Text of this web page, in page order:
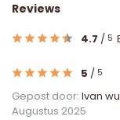
Reviews
4.7 / 5
5 / 5
Gepost door: Ivan
Augustus 2025